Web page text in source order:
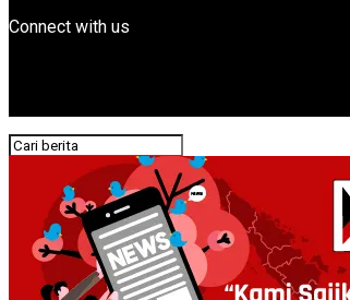
Connect with us